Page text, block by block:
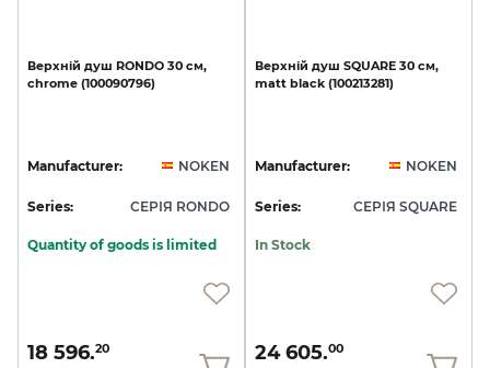
Верхній душ RONDO 30 см,
chrome (100090796)
Manufacturer: NOKEN
Series: СЕРІЯ RONDO
Quantity of goods is limited
18 596.20
Верхній душ SQUARE 30 см,
matt black (100213281)
Manufacturer: NOKEN
Series: СЕРІЯ SQUARE
In Stock
24 605.00